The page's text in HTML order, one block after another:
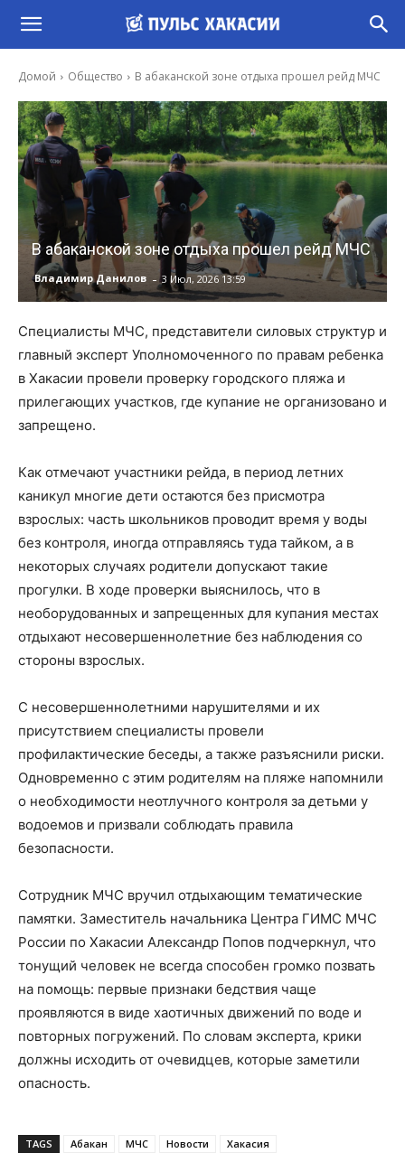
Домой Общество В абаканской зоне отдыха прошел рейд МЧС
В абаканской зоне отдыха прошел рейд МЧС
Владимир Данилов - 3 Июл, 2026 13:59
Специалисты МЧС, представители силовых структур и
главный эксперт Уполномоченного по правам ребенка
в Хакасии провели проверку городского пляжа и
прилегающих участков, где купание не организовано и
запрещено.
Как отмечают участники рейда, в период летних
каникул многие дети остаются без присмотра
взрослых: часть школьников проводит время у воды
без контроля, иногда отправляясь туда тайком, а в
некоторых случаях родители допускают такие
прогулки. В ходе проверки выяснилось, что в
необорудованных и запрещенных для купания местах
отдыхают несовершеннолетние без наблюдения со
стороны взрослых.
С несовершеннолетними нарушителями и их
присутствием специалисты провели
профилактические беседы, а также разъяснили риски.
Одновременно с этим родителям на пляже напомнили
о необходимости неотлучного контроля за детьми у
водоемов и призвали соблюдать правила
безопасности.
Сотрудник МЧС вручил отдыхающим тематические
памятки. Заместитель начальника Центра ГИМС МЧС
России по Хакасии Александр Попов подчеркнул, что
тонущий человек не всегда способен громко позвать
на помощь: первые признаки бедствия чаще
проявляются в виде хаотичных движений по воде и
повторных погружений. По словам эксперта, крики
должны исходить от очевидцев, которые заметили
опасность.
TAGS Абакан МЧС Новости Хакасия